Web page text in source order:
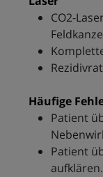
CO2-
Häufige
Patient
Patient
aufklären.